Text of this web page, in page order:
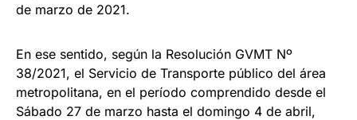
de marzo de 2021.
En ese sentido, según la Resolución GVMT Nº
38/2021, el Servicio de Transporte público del área
metropolitana, en el período comprendido desde el
Sábado 27 de marzo hasta el domingo 4 de abril,